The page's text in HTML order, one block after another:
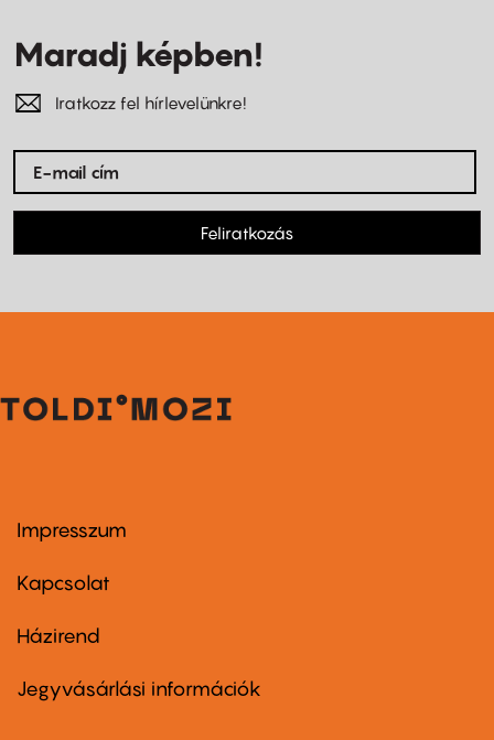
Maradj képben!
Iratkozz fel hírlevelünkre!
Feliratkozás
Footer
first
Impresszum
Kapcsolat
Footer
second
Házirend
Jegyvásárlási információk